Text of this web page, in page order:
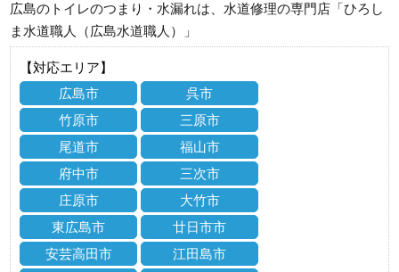
広島のトイレのつまり・水漏れは、水道修理の専門店「ひろし
ま水道職人（広島水道職人）」
【対応エリア】
広島市
呉市
竹原市
三原市
尾道市
福山市
府中市
三次市
庄原市
大竹市
東広島市
廿日市市
安芸高田市
江田島市